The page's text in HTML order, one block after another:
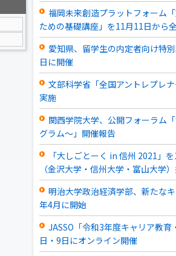
福岡未来創造プラットフォーム
ための基礎講座」を11月11日から
愛知県、留学生の内定者向け特
日に開催
文部科学省「全国アントレプレ
実施
関西学院大学、公開フォーラム
グラム～」開催報告
「大しごとーく in 信州 2021」
（金沢大学・信州大学・富山大学
明治大学政治経済学部、新たな
年4月に開始
JASSO「令和3年度キャリア教
日・9日にオンライン開催